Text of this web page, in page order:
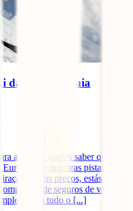
da Europa: guia
a neve e queres saber quais
Europa? Se procuras pistas
e bons preços, estás no
de seguros de viagem
com tudo o [...]